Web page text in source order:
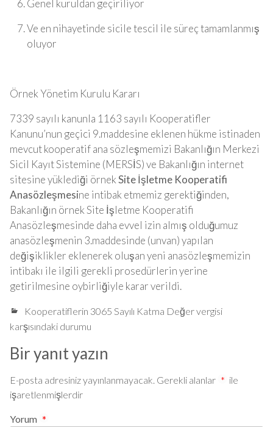
Genel kuruldan geçiriliyor
Ve en nihayetinde sicile tescil ile süreç tamamlanmış
oluyor
Örnek Yönetim Kurulu Kararı
7339 sayılı kanunla 1163 sayılı Kooperatifler
Kanunu’nun geçici 9.maddesine eklenen hükme istinaden
mevcut kooperatif ana sözleşmemizi Bakanlığın Merkezi
Sicil Kayıt Sistemine (MERSİS) ve Bakanlığın internet
sitesine yüklediği örnekSite İşletme Kooperatifi
Anasözleşmesine intibak etmemiz gerektiğinden,
Bakanlığın örnek Site İşletme Kooperatifi
Anasözleşmesinde daha evvel izin almış olduğumuz
anasözleşmenin 3.maddesinde (unvan) yapılan
değişiklikler eklenerek oluşan yeni anasözleşmemizin
intibakı ile ilgili gerekli prosedürlerin yerine
getirilmesine oybirliğiyle karar verildi.
Kooperatiflerin 3065 Sayılı Katma Değer vergisi
karşısındaki durumu
Bir yanıt yazın
E-posta adresiniz yayınlanmayacak. Gerekli alanlar * ile
işaretlenmişlerdir
Yorum *